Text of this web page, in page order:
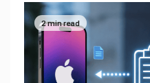
2 min read